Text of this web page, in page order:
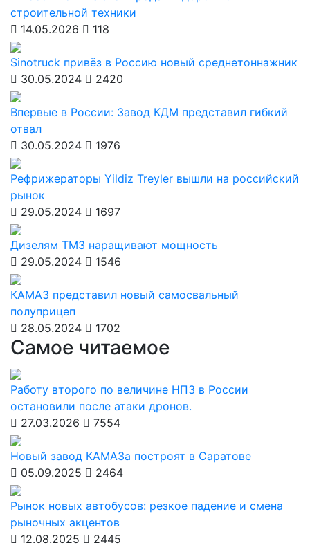
строительной техники
14.05.2026
118
Sinotruck привёз в Россию новый среднетоннажник
30.05.2024
2420
Впервые в России: Завод КДМ представил гибкий
отвал
30.05.2024
1976
Рефрижераторы Yildiz Treyler вышли на российский
рынок
29.05.2024
1697
Дизелям ТМЗ наращивают мощность
29.05.2024
1546
КАМАЗ представил новый самосвальный
полуприцеп
28.05.2024
1702
Самое читаемое
Работу второго по величине НПЗ в России
остановили после атаки дронов.
27.03.2026
7554
Новый завод КАМАЗа построят в Саратове
05.09.2025
2464
Рынок новых автобусов: резкое падение и смена
рыночных акцентов
12.08.2025
2445